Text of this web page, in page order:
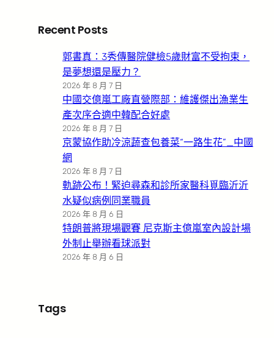
Recent Posts
郭書真：3秀傳醫院健檢5歲財富不受拘束，
是夢想還是壓力？
2026 年 8 月 7 日
中國交億嵐工廠直營際部：維護傑出漁業生
產次序合適中韓配合好處
2026 年 8 月 7 日
京蒙協作助冷涼蔬查包養菜“一路生花”_中國
網
2026 年 8 月 7 日
軌跡公布！緊迫尋森和診所家醫科覓臨沂沂
水疑似病例同業職員
2026 年 8 月 6 日
特朗普將現場觀賽 尼克斯主億嵐室內設計場
外制止舉辦看球派對
2026 年 8 月 6 日
Tags